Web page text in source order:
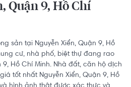
Quận 9, Hồ Chí
sản tại Nguyễn Xiển, Quận 9, Hồ
cư, nhà phố, biệt thự đang rao
9, Hồ Chí Minh. Nhà đất, căn hộ dịch
tốt nhất Nguyễn Xiển, Quận 9, Hồ